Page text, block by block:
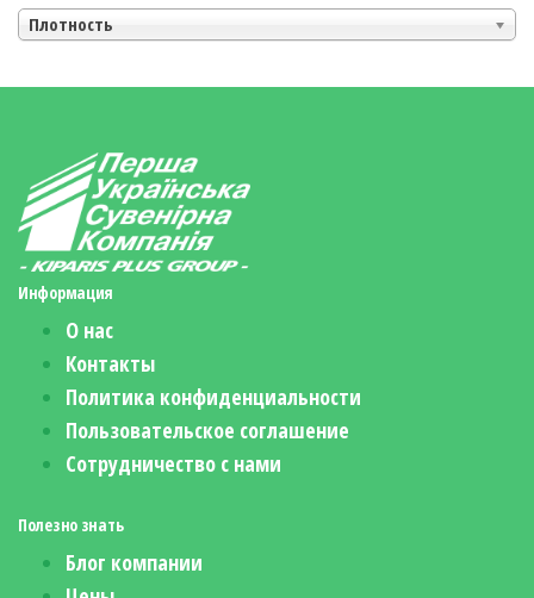
Плотность
Информация
О нас
Контакты
Политика конфиденциальности
Пользовательское соглашение
Сотрудничество с нами
Полезно знать
Блог компании